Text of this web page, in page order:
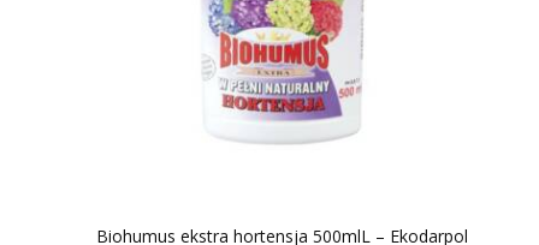
Biohumus ekstra hortensja 500mlL – Ekodarpol